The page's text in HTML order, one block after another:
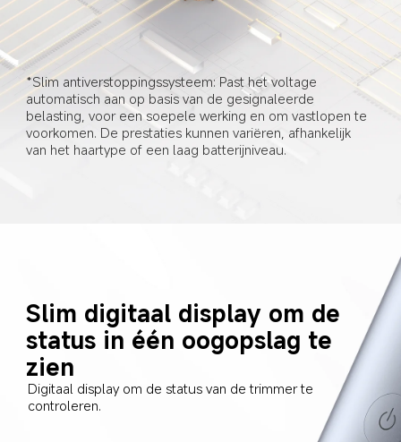
*Slim antiverstoppingssysteem: Past het voltage
automatisch aan op basis van de gesignaleerde
belasting, voor een soepele werking en om vastlopen te
voorkomen. De prestaties kunnen variëren, afhankelijk
van het haartype of een laag batterijniveau.
Slim digitaal display om de
status in één oogopslag te
zien
Digitaal display om de status van de trimmer te
controleren.